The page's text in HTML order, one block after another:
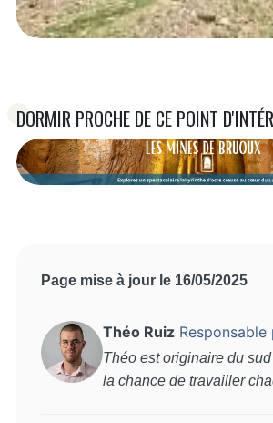
DORMIR PROCHE DE CE POINT
Page mise à jour le 16/05/2025
Théo Ruiz
Théo est originaire du
la chance de travailler